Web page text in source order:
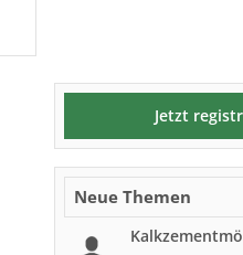
Jetzt
Neue Themen